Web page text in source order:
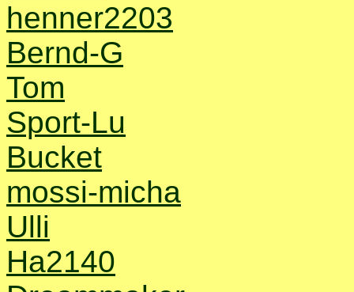
henner2203
Bernd-G
Tom
Sport-Lu
Bucket
mossi-micha
Ulli
Ha2140